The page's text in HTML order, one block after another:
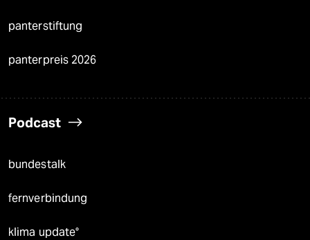
panterstiftung
panterpreis 2026
Podcast
bundestalk
fernverbindung
klima update°